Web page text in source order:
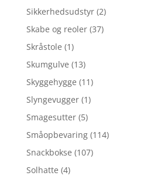
Sikkerhedsudstyr (2)
Skabe og reoler (37)
Skråstole (1)
Skumgulve (13)
Skyggehygge (11)
Slyngevugger (1)
Smagesutter (5)
Småopbevaring (114)
Snackbokse (107)
Solhatte (4)